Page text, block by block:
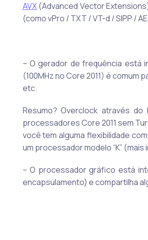
AVX(Advanced Vector
(como vPro / TXT / VT-d / SIPP /
– O gerador de frequência está
(100MHz no Core 2011) é
etc.
Resumo? Overclock através
processadores Core 2011 sem
você tem alguma flexibilidade
um processador modelo “K”
– O processador gráfico está
encapsulamento) e compartilha